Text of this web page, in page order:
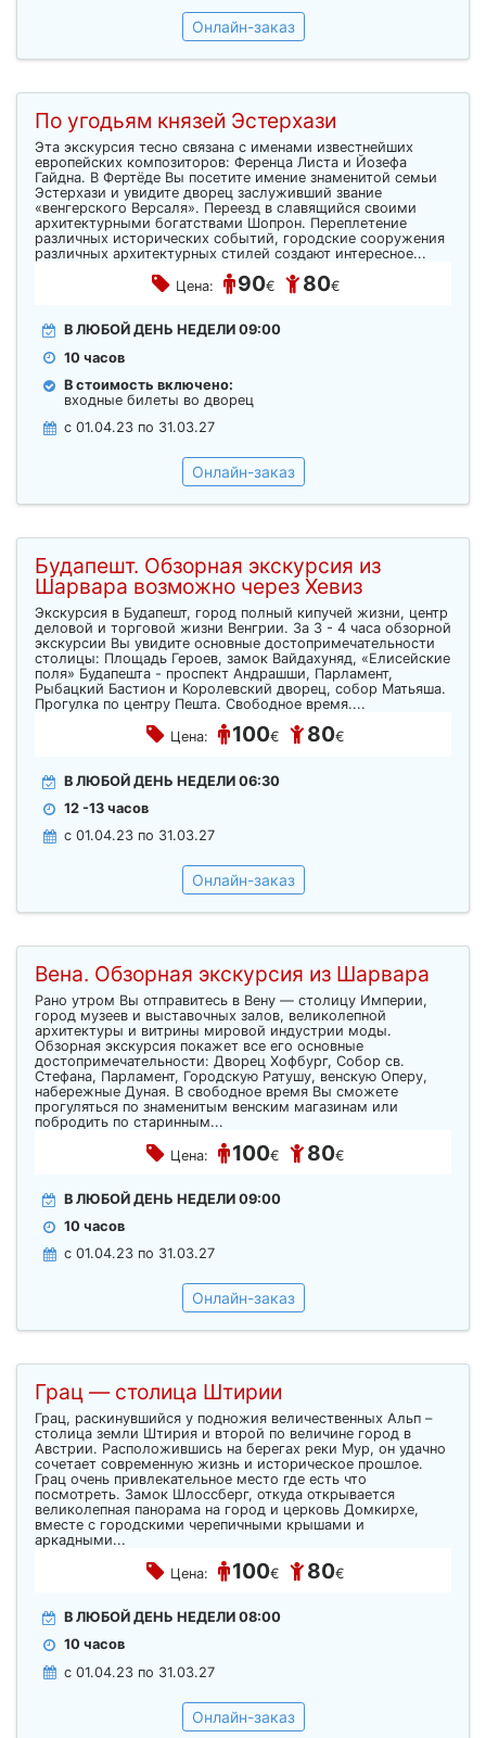
Онлайн-заказ
По угодьям князей Эстерхази
Эта экскурсия тесно связана с именами известнейших
европейских композиторов: Ференца Листа и Йозефа
Гайдна. В Фертёде Вы посетите имение знаменитой семьи
Эстерхази и увидите дворец заслуживший звание
«венгерского Версаля». Переезд в славящийся своими
архитектурными богатствами Шопрон. Переплетение
различных исторических событий, городские сооружения
различных архитектурных стилей создают интересное...
Цена: 90€ 80€
В ЛЮБОЙ ДЕНЬ НЕДЕЛИ 09:00
10 часов
В стоимость включено:
входные билеты во дворец
c 01.04.23 по 31.03.27
Онлайн-заказ
Будапешт. Обзорная экскурсия из
Шарвара возможно через Хевиз
Экскурсия в Будапешт, город полный кипучей жизни, центр
деловой и торговой жизни Венгрии. За 3 - 4 часа обзорной
экскурсии Вы увидите основные достопримечательности
столицы: Площадь Героев, замок Вайдахуняд, «Елисейские
поля» Будапешта - проспект Андрашши, Парламент,
Рыбацкий Бастион и Королевский дворец, собор Матьяша.
Прогулка по центру Пешта. Свободное время....
Цена: 100€ 80€
В ЛЮБОЙ ДЕНЬ НЕДЕЛИ 06:30
12 -13 часов
c 01.04.23 по 31.03.27
Онлайн-заказ
Вена. Обзорная экскурсия из Шарвара
Рано утром Вы отправитесь в Вену — столицу Империи,
город музеев и выставочных залов, великолепной
архитектуры и витрины мировой индустрии моды.
Обзорная экскурсия покажет все его основные
достопримечательности: Дворец Хофбург, Собор св.
Стефана, Парламент, Городскую Ратушу, венскую Оперу,
набережные Дуная. В свободное время Вы сможете
прогуляться по знаменитым венским магазинам или
побродить по старинным...
Цена: 100€ 80€
В ЛЮБОЙ ДЕНЬ НЕДЕЛИ 09:00
10 часов
c 01.04.23 по 31.03.27
Онлайн-заказ
Грац — столица Штирии
Грац, раскинувшийся у подножия величественных Альп –
столица земли Штирия и второй по величине город в
Австрии. Расположившись на берегах реки Мур, он удачно
сочетает современную жизнь и историческое прошлое.
Грац очень привлекательное место где есть что
посмотреть. Замок Шлоссберг, откуда открывается
великолепная панорама на город и церковь Домкирхе,
вместе с городскими черепичными крышами и
аркадными...
Цена: 100€ 80€
В ЛЮБОЙ ДЕНЬ НЕДЕЛИ 08:00
10 часов
c 01.04.23 по 31.03.27
Онлайн-заказ